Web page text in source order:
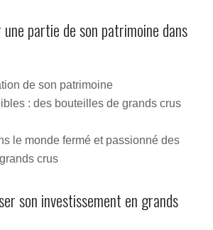
partie de son patrimoine dans
de son patrimoine
: des bouteilles de grands crus
le monde fermé et passionné des
crus
son investissement en grands